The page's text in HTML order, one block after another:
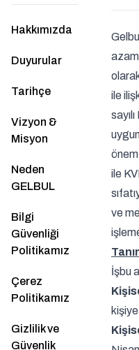
Hakkımızda
Duyurular
Tarihçe
Vizyon &
Misyon
Neden
GELBUL
Bilgi
Güvenliği
Politikamız
Çerez
Politikamız
Gizlilik ve
Güvenlik
ile
ile
ve
İşbu